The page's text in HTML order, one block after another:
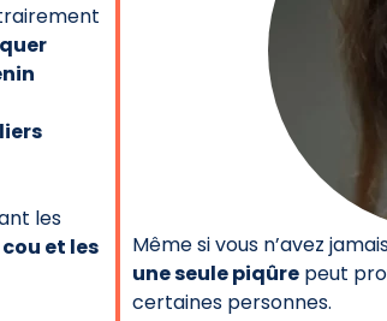
les
et les
Même si vous n’avez
une seule piqûre peut
certaines personnes.